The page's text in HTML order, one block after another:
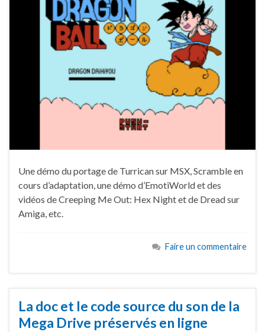
Une démo du portage de Turrican sur MSX, Scramble en
cours d’adaptation, une démo d’EmotiWorld et des
vidéos de Creeping Me Out: Hex Night et de Dread sur
Amiga, etc.
Faire un commentaire
La doc et le code source du son de la
Mega Drive préservés en ligne